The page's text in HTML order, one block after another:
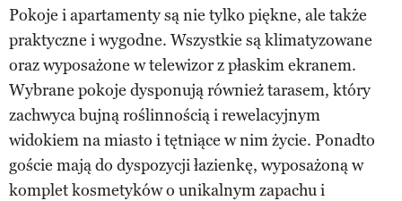
Pokoje i apartamenty są nie tylko piękne, ale także
praktyczne i wygodne. Wszystkie są klimatyzowane
oraz wyposażone w telewizor z płaskim ekranem.
Wybrane pokoje dysponują również tarasem, który
zachwyca bujną roślinnością i rewelacyjnym
widokiem na miasto i tętniące w nim życie. Ponadto
goście mają do dyspozycji łazienkę, wyposażoną w
komplet kosmetyków o unikalnym zapachu i